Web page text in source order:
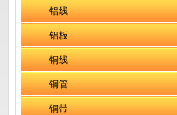
铝线
铝板
铜线
铜管
铜带